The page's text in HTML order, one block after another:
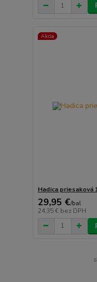
Akcia
Hadica priesaková
29,95 €/bal
24,35 € bez DPH